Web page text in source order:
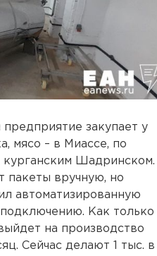
закупает у
мясо – в Миассе, по
курганским Шадринском.
пакеты вручную, но
автоматизированную
Как только
на производство
Сейчас делают 1 тыс. в